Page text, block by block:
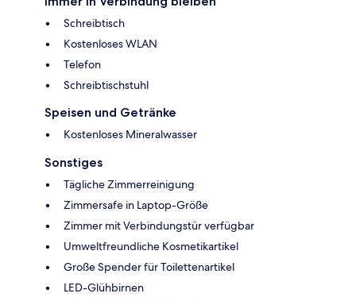
Schreibtisch
Kostenloses WLAN
Telefon
Schreibtischstuhl
Speisen und Getränke
Kostenloses Mineralwasser
Sonstiges
Tägliche Zimmerreinigung
Zimmersafe in Laptop-Größe
Zimmer mit Verbindungstür verfügbar
Umweltfreundliche Kosmetikartikel
Große Spender für Toilettenartikel
LED-Glühbirnen